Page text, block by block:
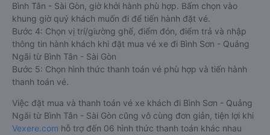
Bình Tân - Sài Gòn, giờ khởi hành phù hợp. Bấm chọn vào
khung giờ quý khách muốn đi để tiến hành đặt vé.
Bước 4: Chọn vị trí/giường ghế, điểm đón, điểm trả và nhập
thông tin hành khách khi đặt mua vé xe đi Bình Sơn - Quảng
Ngãi từ Bình Tân - Sài Gòn
Bước 5: Chọn hình thức thanh toán vé phù hợp và tiến hành
thanh toán vé.
Việc đặt mua và thanh toán vé xe khách đi Bình Sơn - Quảng
Ngãi từ Bình Tân - Sài Gòn cũng vô cùng đơn giản, tiện lợi khi
Vexere.com hỗ trợ đến 06 hình thức thanh toán khác nhau